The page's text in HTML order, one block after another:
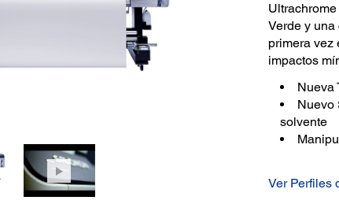
Verde y
primera vez
impactos
Nueva
Nuevo
solvente
Ver Perfiles